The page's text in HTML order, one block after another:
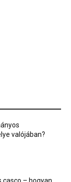
valójában?
casco – hogyan